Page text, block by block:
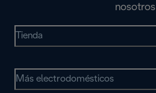
nosotros
Tienda
Más electrodomésticos